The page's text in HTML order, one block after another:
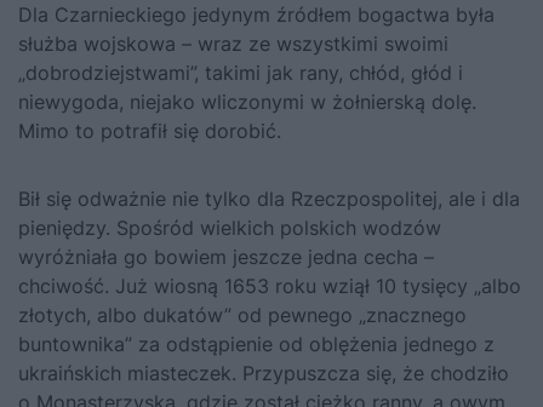
Dla Czarnieckiego jedynym źródłem bogactwa była
służba wojskowa – wraz ze wszystkimi swoimi
„dobrodziejstwami”, takimi jak rany, chłód, głód i
niewygoda, niejako wliczonymi w żołnierską dolę.
Mimo to potrafił się dorobić.
Bił się odważnie nie tylko dla Rzeczpospolitej, ale i dla
pieniędzy. Spośród wielkich polskich wodzów
wyróżniała go bowiem jeszcze jedna cecha –
chciwość. Już wiosną 1653 roku wziął 10 tysięcy „albo
złotych, albo dukatów” od pewnego „znacznego
buntownika” za odstąpienie od oblężenia jednego z
ukraińskich miasteczek. Przypuszcza się, że chodziło
o Monasterzyska, gdzie został ciężko ranny, a owym